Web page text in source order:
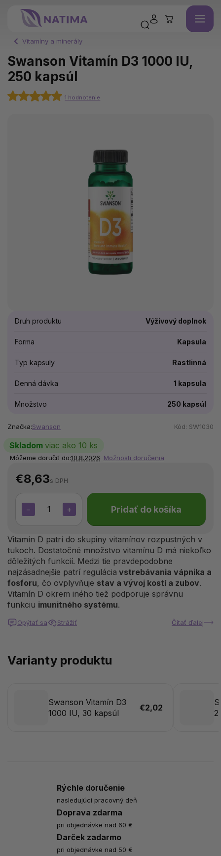
Vitamíny a minerály
Swanson Vitamín D3 1000 IU,
250 kapsúl
1 hodnotenie
€8,63s DPH
+
− Pridať do košíka
Vitamín D patrí do skupiny vitamínov rozpustných v
tukoch. Dostatočné množstvo vitamínu D má niekoľko
dôležitých funkcií. Medzi tie pravdepodobne
najzásadnejšie patrí regulácia vstrebávania vápnika a
fosforu, čo ovplyvňuje stav a vývoj kostí a zubov.
Vitamín D okrem iného tiež podporuje správnu
funkciu imunitného systému.
Čítať ďalej
Opýtať sa Strážiť
Značka:Swanson Kód: SW1030
Druh produktu Výživový doplnok
Forma Kapsula
Typ kapsuly Rastlinná
Denná dávka 1 kapsula
Množstvo 250 kapsúl
Skladom viac ako 10 ks
Môžeme doručiť do:10.8.2026 Možnosti doručenia
Varianty produktu
Swanson Vitamín D3
1000 IU, 30 kapsúl
€2,02
Rýchle doručenie
nasledujúci pracovný deň
Doprava zdarma
pri objednávke nad 60 €
Darček zadarmo
pri objednávke nad 50 €